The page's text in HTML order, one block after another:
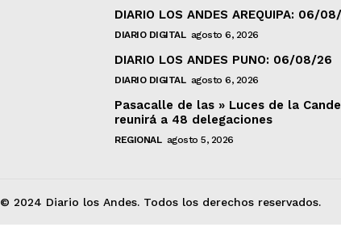
DIARIO LOS ANDES AREQUIPA: 06/
DIARIO DIGITAL agosto 6, 2026
DIARIO LOS ANDES PUNO: 06/08/26
DIARIO DIGITAL agosto 6, 2026
Pasacalle de las » Luces de la
reunirá a 48 delegaciones
REGIONAL agosto 5, 2026
© 2024 Diario los Andes. Todos los derechos reservados.